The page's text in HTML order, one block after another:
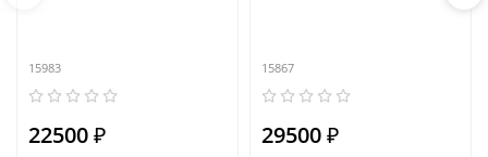
15983
22500 ₽
15867
29500 ₽